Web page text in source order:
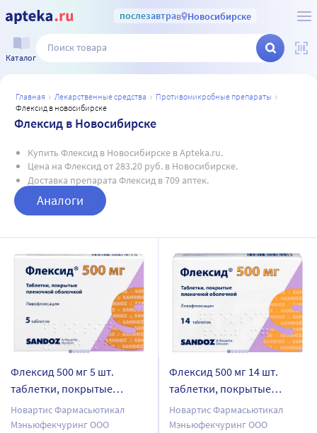
послезавтрав Новосибирске
Каталог
главная лекарственные средства
противомикробные препараты
флексид в новосибирске
Флексид в Новосибирске
Купить Флексид в Новосибирске в Apteka.ru.
Цена на Флексид от 283.20 руб. в Новосибирске.
Доставка препарата Флексид в 709 аптек.
Аналоги
Флексид 500 мг 5 шт.
таблетки, покрытые
пленочной оболочкой
Новартис Фармасьютикал
Мэньюфекчуринг ООО
Флексид 500 мг 14 шт.
таблетки, покрытые
пленочной оболочкой
Новартис Фармасьютикал
Мэньюфекчуринг ООО